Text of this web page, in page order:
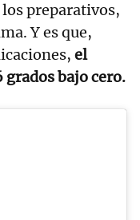
preparativos,
Y es que,
el
bajo cero.